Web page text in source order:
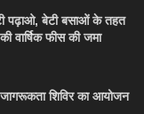
बेटी पढ़ाओ, बेटी बसाओं के तहत
वार्षिक फीस की जमा
जागरूकता शिविर का आयोजन